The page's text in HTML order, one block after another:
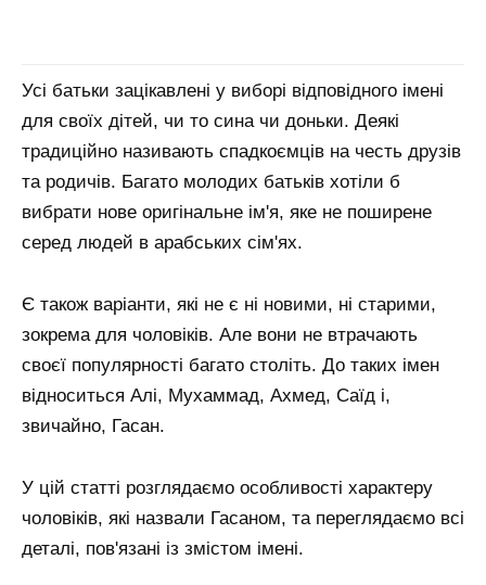
Усі батьки зацікавлені у виборі відповідного імені
для своїх дітей, чи то сина чи доньки. Деякі
традиційно називають спадкоємців на честь друзів
та родичів. Багато молодих батьків хотіли б
вибрати нове оригінальне ім'я, яке не поширене
серед людей в арабських сім'ях.
Є також варіанти, які не є ні новими, ні старими,
зокрема для чоловіків. Але вони не втрачають
своєї популярності багато століть. До таких імен
відноситься Алі, Мухаммад, Ахмед, Саїд і,
звичайно, Гасан.
У цій статті розглядаємо особливості характеру
чоловіків, які назвали Гасаном, та переглядаємо всі
деталі, пов'язані із змістом імені.